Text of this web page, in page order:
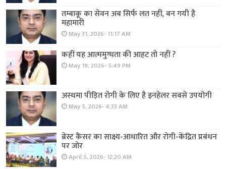
तम्बाकू का सेवन अब सिर्फ लत नहीं, बन गयी है
महामारी
May 31, 2026- 11:17 AM
कहीं यह आत्ममुग्धता की आहट तो नहीं ?
May 19, 2026- 5:49 PM
अस्थमा पीड़ित रोगी के लिए है इनहेलर सबसे उपयोगी
May 5, 2026- 4:33 AM
ब्रेस्ट कैंसर का साक्ष्य-आधारित और रोगी-केंद्रित प्रबंधन
पर जोर
April 5, 2026- 12:20 AM